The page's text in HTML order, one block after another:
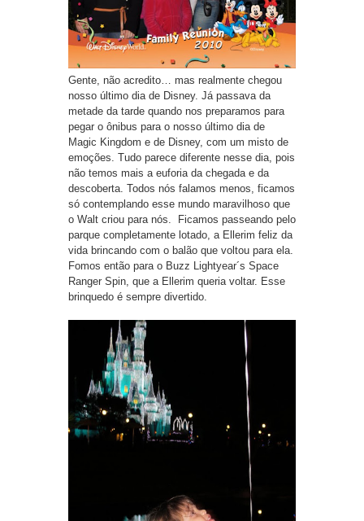
Gente, não acredito… mas realmente chegou
nosso último dia de Disney. Já passava da
metade da tarde quando nos preparamos para
pegar o ônibus para o nosso último dia de
Magic Kingdom e de Disney, com um misto de
emoções. Tudo parece diferente nesse dia, pois
não temos mais a euforia da chegada e da
descoberta. Todos nós falamos menos, ficamos
só contemplando esse mundo maravilhoso que
o Walt criou para nós. Ficamos passeando pelo
parque completamente lotado, a Ellerim feliz da
vida brincando com o balão que voltou para ela.
Fomos então para o Buzz Lightyear´s Space
Ranger Spin, que a Ellerim queria voltar. Esse
brinquedo é sempre divertido.